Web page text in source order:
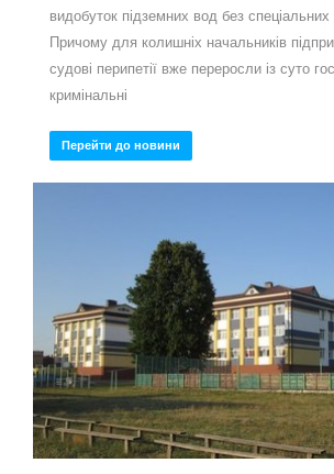
видобуток підземних вод без спеціальних
Причому для колишніх начальників
судові перипетії вже переросли із суто
кримінальні
Перейти до новини